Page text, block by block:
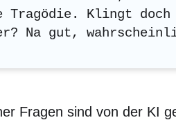
Tragödie. Klingt
Na gut,
Fragen sind von der KI